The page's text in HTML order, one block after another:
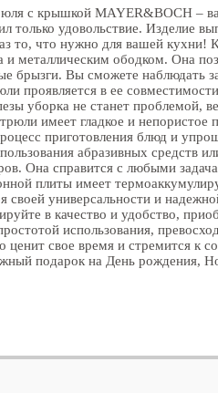
с крышкой MAYER&BOCH –
только удовольствие. Изделие
то, что нужно для вашей кухни!
и металлическим ободком. Она
брызги. Вы сможете наблюдать
проявляется в ее
уборка не станет
имеет гладкое и
приготовления блюд и
абразивных средств
Она справится с любыми
плиты имеет
своей универсальности и
в качество и удобство,
использования,
ценит свое время и стремится к
подарок на День рождения,